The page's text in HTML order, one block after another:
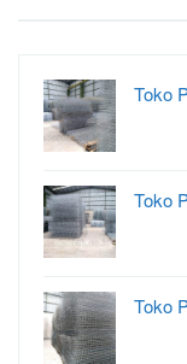
Toko
Toko
Toko